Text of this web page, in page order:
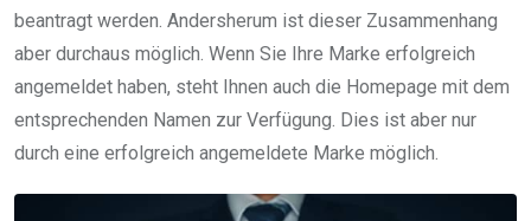
beantragt werden. Andersherum ist dieser Zusammenhang
aber durchaus möglich. Wenn Sie Ihre Marke erfolgreich
angemeldet haben, steht Ihnen auch die Homepage mit dem
entsprechenden Namen zur Verfügung. Dies ist aber nur
durch eine erfolgreich angemeldete Marke möglich.